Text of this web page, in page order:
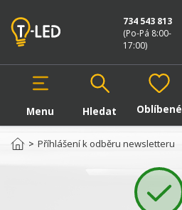
734 543 813
(Po-Pá 8:00-
17:00)
Menu Hledat
Hledat v produktech
Oblíbené
> Příhlášení k odběru newsletteru